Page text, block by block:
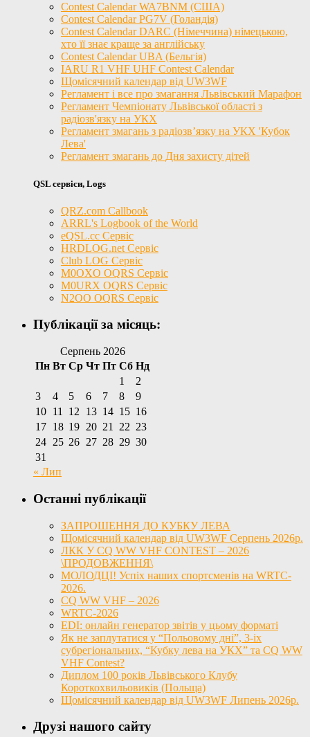
Contest Calendar WA7BNM (США)
Contest Calendar PG7V (Голандія)
Contest Calendar DARC (Німеччина) німецькою,
хто її знає краще за англійську
Contest Calendar UBA (Бельгія)
IARU R1 VHF UHF Contest Calendar
Щомісячний календар від UW3WF
Регламент і все про змагання Львівський Марафон
Регламент Чемпіонату Львівської області з
радіозв'язку на УКХ
Регламент змагань з радіозв’язку на УКХ 'Кубок
Лева'
Регламент змагань до Дня захисту дітей
QSL сервіси, Logs
QRZ.com Callbook
ARRL's Logbook of the World
eQSL.cc Сервіс
HRDLOG.net Сервіс
Club LOG Сервіс
M0OXO OQRS Сервіс
M0URX OQRS Сервіс
N2OO OQRS Сервіс
Публікації за місяць:
Серпень 2026
Пн Вт Ср Чт Пт Сб Нд
1
2
3
4 5 6 7 8
9
10 11 12 13 14 15 16
17 18 19 20 21 22 23
24 25 26 27 28 29 30
31
« Лип
Останні публікації
ЗАПРОШЕННЯ ДО КУБКУ ЛЕВА
Щомісячний календар від UW3WF Серпень 2026р.
ЛКК У CQ WW VHF CONTEST – 2026
\ПРОДОВЖЕННЯ\
МОЛОДЦІ! Успіх наших спортсменів на WRTC-
2026.
CQ WW VHF – 2026
WRTC-2026
EDI: онлайн генератор звітів у цьому форматі
Як не заплутатися у “Польовому дні”, 3-іх
субрегіональних, “Кубку лева на УКХ” та CQ WW
VHF Contest?
Диплом 100 років Львівського Клубу
Короткохвильовиків (Польща)
Щомісячний календар від UW3WF Липень 2026р.
Друзі нашого сайту